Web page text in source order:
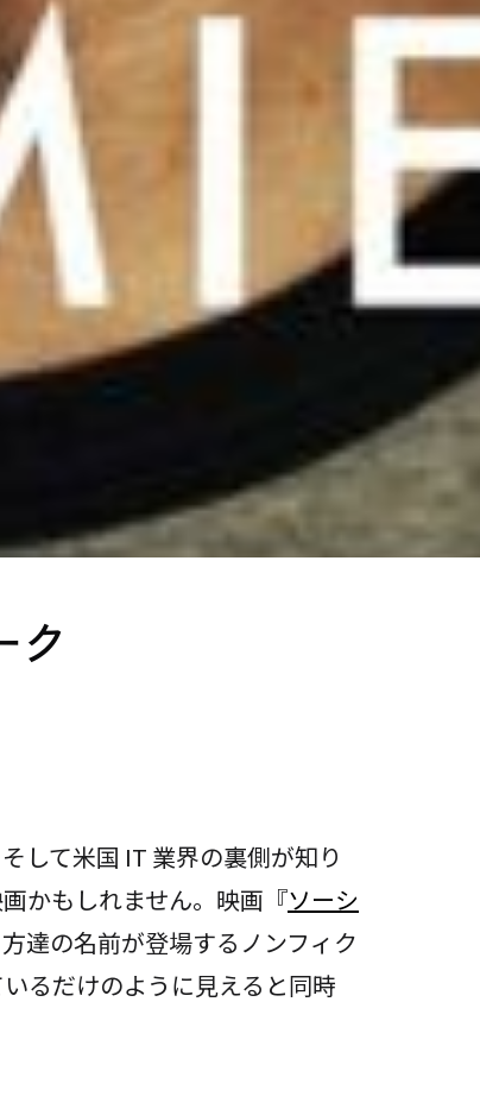
ク
して米国 IT 業界の裏側が知り
かもしれません。映画『ソーシ
達の名前が登場するノンフィク
るだけのように見えると同時